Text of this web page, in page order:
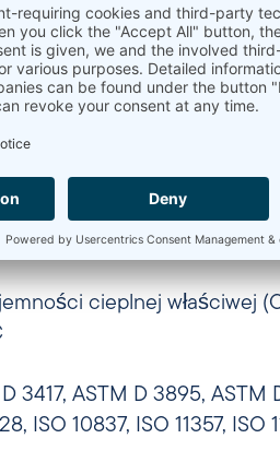
(CTE) i
228, ASTM E 831, ASTM E
cieplnej właściwej
3417, ASTM D 3895,
ISO 10837, ISO 11357, ISO